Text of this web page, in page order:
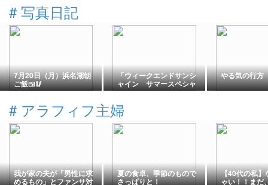
# 写真日記
7月20日（月）浜名湖朝
ご飯🍱🥢
「ウィークエンドサンシ
ャイン サマースペシャ
ル２０２６」を聴いてい
やる気の行方
# アラフィフ主婦
我が家の夫が「男性に求
めるもの」とファンサ対
夏の食卓、季節のもので
さっぱりと！
【40代の私】
ゃい！！まだ